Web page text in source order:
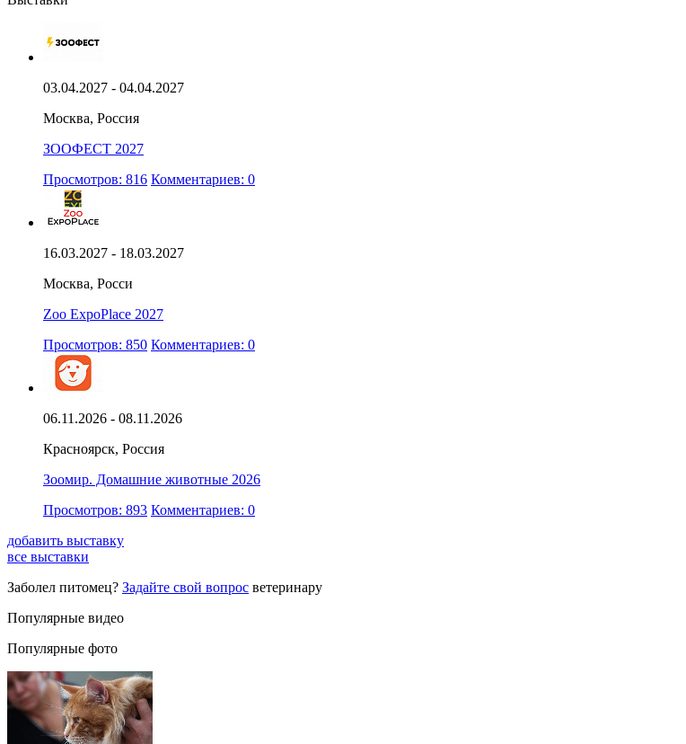
03.04.2027 - 04.04.2027
Москва, Россия
ЗООФЕСТ 2027
Просмотров: 816 Комментариев: 0
16.03.2027 - 18.03.2027
Москва, Росси
Zoo ExpoPlace 2027
Просмотров: 850 Комментариев: 0
06.11.2026 - 08.11.2026
Красноярск, Россия
Зоомир. Домашние животные 2026
Просмотров: 893 Комментариев: 0
добавить выставку
все выставки
Заболел питомец? Задайте свой вопрос ветеринару
Популярные видео
Популярные фото